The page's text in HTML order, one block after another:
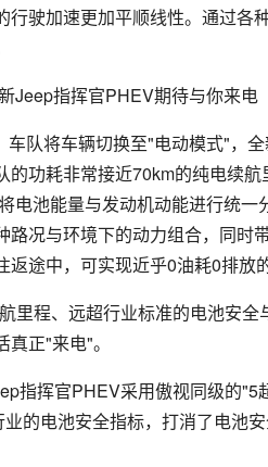
驶加速更加平顺线性。通过各
队将车辆切换至"电动模式"，
功耗非常接近70km的纯电续
电池能量与发动机动能进行统
况与环境下的动力组合，同时
途中，可实现近乎0油耗0排放
里程、远超行业标准的电池安
正"来电"。
指挥官PHEV采用傲视同级的
的电池安全指标，打消了电池